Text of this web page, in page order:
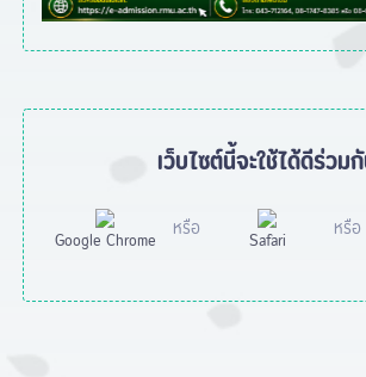
เว็บไซต์นี้จะใช้ได้ดีร่วม
Google Chrome หรือ Safari หรือ